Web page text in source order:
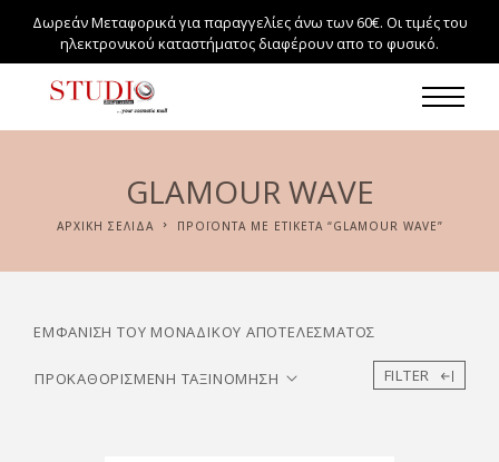
Δωρεάν Μεταφορικά για παραγγελίες άνω των 60€. Οι τιμές του
ηλεκτρονικού καταστήματος διαφέρουν απο το φυσικό.
GLAMOUR WAVE
ΑΡΧΙΚΉ ΣΕΛΊΔΑ ΠΡΟΪΌΝΤΑ ΜΕ ΕΤΙΚΈΤΑ “GLAMOUR WAVE”
ΕΜΦΆΝΙΣΗ ΤΟΥ ΜΟΝΑΔΙΚΟΎ ΑΠΟΤΕΛΈΣΜΑΤΟΣ
FILTER